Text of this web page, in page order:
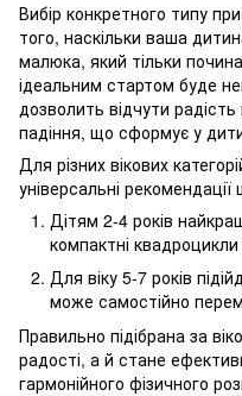
Вибір конкретного типу
того, наскільки ваша
малюка, який тільки
ідеальним стартом буде
дозволить відчути
падіння, що сформує у
Для різних вікових
універсальні
Дітям 2-4 років
компактні квадроцикли
Для віку 5-7 років
може самостійно
Правильно підібрана за
радості, а й стане
гармонійного фізичного